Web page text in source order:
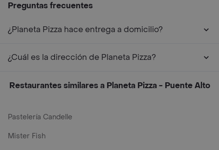
Preguntas frecuentes
¿Planeta Pizza hace entrega a domicilio?
¿Cuál es la dirección de Planeta Pizza?
Restaurantes similares a Planeta Pizza - Puente Alto
Pastelería Candelle
Mister Fish